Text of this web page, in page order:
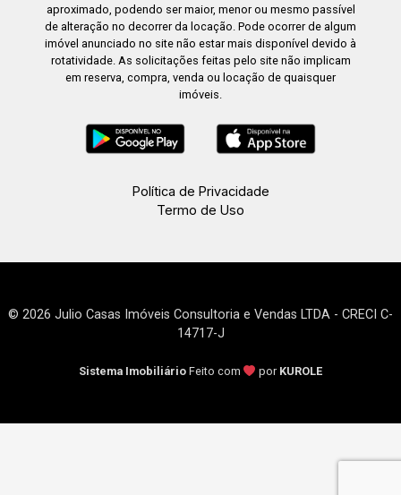
aproximado, podendo ser maior, menor ou mesmo passível
de alteração no decorrer da locação. Pode ocorrer de algum
imóvel anunciado no site não estar mais disponível devido à
rotatividade. As solicitações feitas pelo site não implicam
em reserva, compra, venda ou locação de quaisquer
imóveis.
Política de Privacidade
Termo de Uso
© 2026 Julio Casas Imóveis Consultoria e Vendas LTDA - CRECI C-
14717-J
Sistema Imobiliário Feito com por KUROLE